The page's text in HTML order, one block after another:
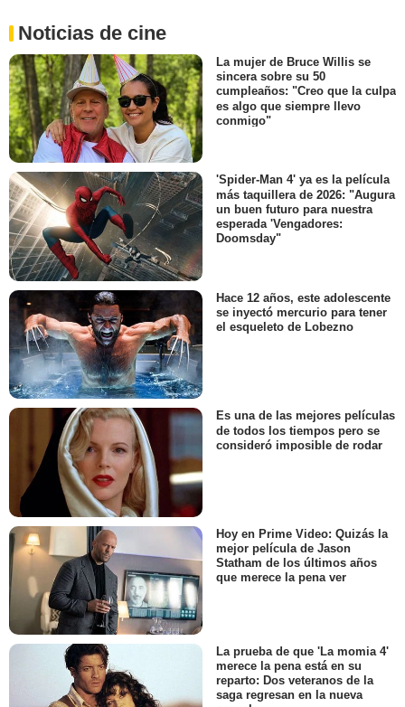
Noticias de cine
La mujer de Bruce Willis se
sincera sobre su 50
cumpleaños: "Creo que la culpa
es algo que siempre llevo
conmigo"
'Spider-Man 4' ya es la película
más taquillera de 2026: "Augura
un buen futuro para nuestra
esperada 'Vengadores:
Doomsday"
Hace 12 años, este adolescente
se inyectó mercurio para tener
el esqueleto de Lobezno
Es una de las mejores películas
de todos los tiempos pero se
consideró imposible de rodar
Hoy en Prime Video: Quizás la
mejor película de Jason
Statham de los últimos años
que merece la pena ver
La prueba de que 'La momia 4'
merece la pena está en su
reparto: Dos veteranos de la
saga regresan en la nueva